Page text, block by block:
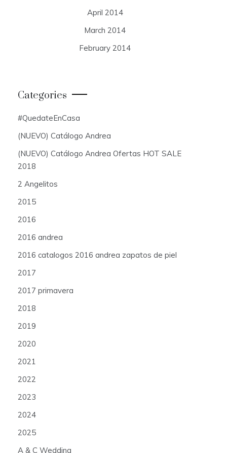
April 2014
March 2014
February 2014
Categories
#QuedateEnCasa
(NUEVO) Catálogo Andrea
(NUEVO) Catálogo Andrea Ofertas HOT SALE
2018
2 Angelitos
2015
2016
2016 andrea
2016 catalogos 2016 andrea zapatos de piel
2017
2017 primavera
2018
2019
2020
2021
2022
2023
2024
2025
A & C Wedding